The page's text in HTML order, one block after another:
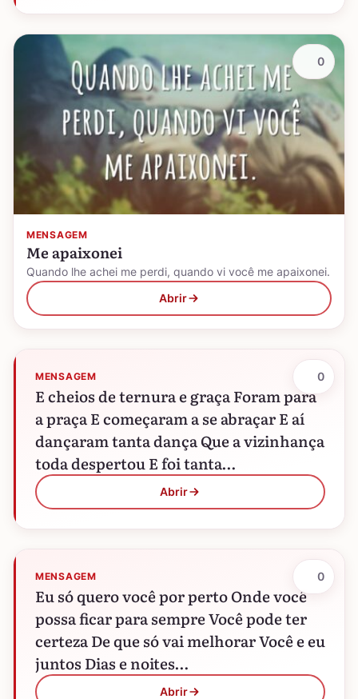
MENSAGEM
Me apaixonei
Quando lhe achei me perdi, quando vi você me apaixonei.
Abrir
0
MENSAGEM
E cheios de ternura e graça Foram para
a praça E começaram a se abraçar E aí
dançaram tanta dança Que a vizinhança
toda despertou E foi tanta…
Abrir
0
MENSAGEM
Eu só quero você por perto Onde você
possa ficar para sempre Você pode ter
certeza De que só vai melhorar Você e eu
juntos Dias e noites…
Abrir
0